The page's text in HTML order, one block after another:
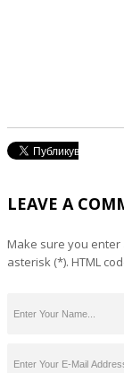
LEAVE A
Make sure you
asterisk (*). HTML